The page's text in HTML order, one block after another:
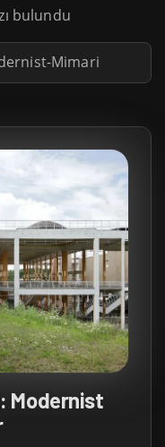
bulundu
Mimari
Modernist